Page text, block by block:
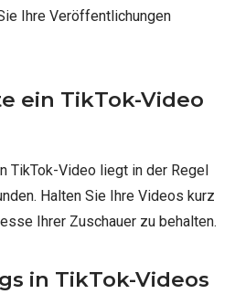
Ihre Veröffentlichungen
ein TikTok-Video
TikTok-Video liegt in der Regel
Halten Sie Ihre Videos kurz
Ihrer Zuschauer zu behalten.
in TikTok-Videos